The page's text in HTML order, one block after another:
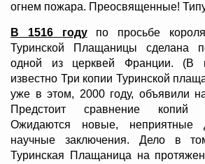
огнем пожара. Преосвященные!
В 1516 годупо просьбе
Туринской Плащаницы сделана
одной из церквей Франции. (В
известно Три копии Туринской
уже в этом, 2000 году, объявили
Предстоит сравнение копий
Ожидаются новые, неприятные
научные заключения. Дело в
Туринская Плащаница на